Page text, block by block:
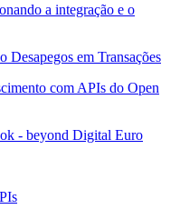
a integração e o
em Transações
com APIs do Open
- beyond Digital Euro